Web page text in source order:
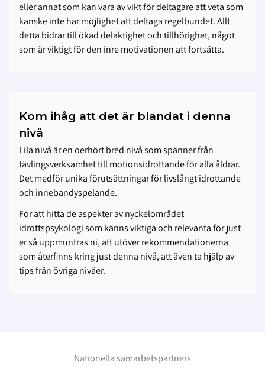
eller annat som kan vara av vikt för deltagare att veta som
kanske inte har möjlighet att deltaga regelbundet. Allt
detta bidrar till ökad delaktighet och tillhörighet, något
som är viktigt för den inre motivationen att fortsätta.
Kom ihåg att det är blandat i denna
nivå
Lila nivå är en oerhört bred nivå som spänner från
tävlingsverksamhet till motionsidrottande för alla åldrar.
Det medför unika förutsättningar för livslångt idrottande
och innebandyspelande.
För att hitta de aspekter av nyckelområdet
idrottspsykologi som känns viktiga och relevanta för just
er så uppmuntras ni, att utöver rekommendationerna
som återfinns kring just denna nivå, att även ta hjälp av
tips från övriga nivåer.
Nationella samarbetspartners